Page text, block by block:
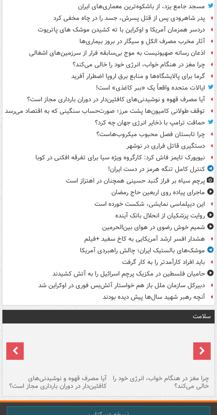
مسجد جامع یزد، از باشکوه‌ترین معماری‌های ایران
پدر شاهرودی پس از قتل پسرش، جسد را در چاه مخفی کرد
دردسر همزمان آمریکا و اوکراین با ته کشیدن موشک های پاتریوت
آثار مخرب مصرف الکل و سیگار در بروز بیماری‌ها
اذعان رسانه صهیونیست به موج بی‌سابقه فرار از سرزمین‌های اشغالی
چرا مغز در هنگام خواب، انرژی خود را خالی می‌کند؟
گرما برای پالایشگاه‌ها و منابع برق اروپا اضطرار آفرید
ایالات متحده واقعاً یک «ببر کاغذی» است!
آیا مصرف قهوه و نوشیدنی‌های کافئین‌دار در دوران بارداری مجاز است؟
توقف طولانی کامیون‌ها پشت مرز؛ صورت‌حساب سنگینی که به اقتصاد می‌رسد
حماقت ترامپ با ذخایر انرژی جهان چه کرد؟
چرا تابستان فصل محبوب میکروب‌هاست؟
دستگیری قاتل فراری در نوشهر
نیویورک تایمز فاش کرد: کارگروه ویژه سیا برای تفرقه افکنی در کوبا
کنترل کامل تنگه هرمز در دست ایران!
پرچم سیاه بر فراز گنبد حسینی همچنان در اهتزاز است
ماجرای پیاده روی اربعین حاج رمضان
این دیپلماسی نمایشی، شکست خورده است
روایت پزشکیان از انحلال بانک آینده
شمیم خوش رضوی در هوای بین‌الحرمین
هشدار افسر ارشد آمریکایی به کاخ سفید +فیلم
موشک‌های بالستیک ایران؛ چالش راهبردی آمریکا
باید افراد کارآمدتر را به کار گرفت
حامیان فلسطین در مکزیک پرچم اسرائیل را به آتش کشیدند
دبیرکل سازمان ملل باز هم خواستار آتش‌بس فوری در اوکراین شد
آنچه رهبر شهید سال‌ها پیش دیده بودند
سلامت
چرا مغز در هنگام خواب، انرژی خود را
خالی می‌کند؟
آیا مصرف قهوه و نوشیدنی‌های
کافئین‌دار در دوران بارداری مجاز است؟